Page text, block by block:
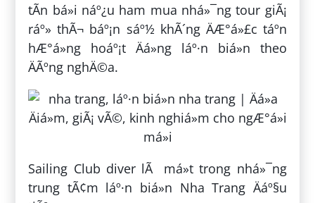
tÃ­n bá»i náº¿u ham mua nhá»¯ng tour giÃ¡
ráº» thÃ¬ báº¡n sáº½ khÃ´ng ÄÆ°á»£c táº­n
hÆ°á»ng hoáº¡t Äá»ng láº·n biá»n theo
ÄÃºng nghÄ©a.
Sailing Club diver lÃ má»t trong nhá»¯ng
trung tÃ¢m láº·n biá»n Nha Trang Äáº§u